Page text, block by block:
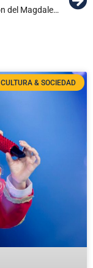
Gobernación del Magdalena continúa acompañando a víctimas de desplazamiento en Palmor
CULTURA & SOCIEDAD